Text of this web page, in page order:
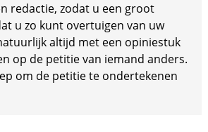
redactie, zodat u een groot
u zo kunt overtuigen van uw
altijd met een opiniestuk
op de petitie van iemand anders.
om de petitie te ondertekenen